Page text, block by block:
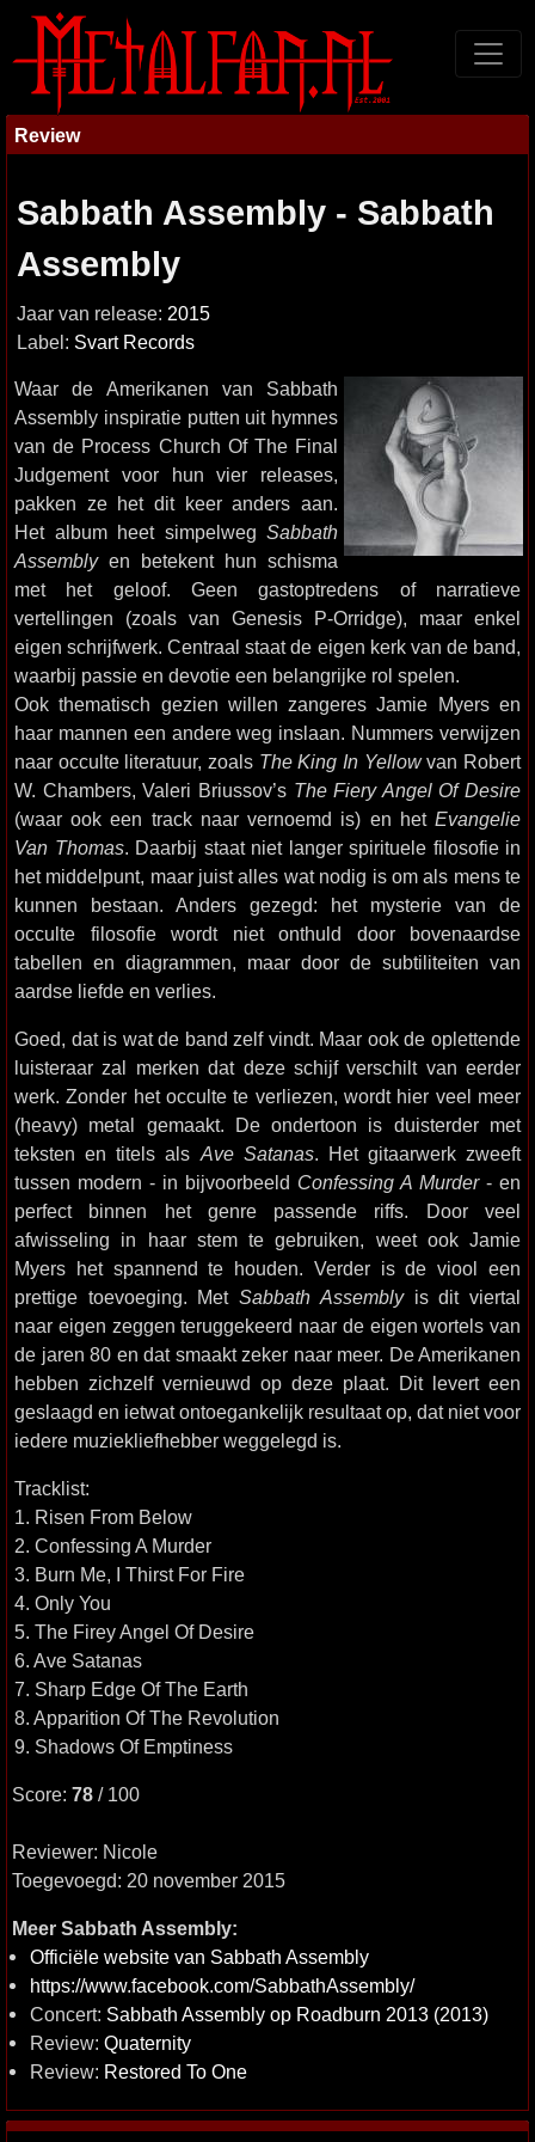
Review
Sabbath Assembly - Sabbath
Assembly
Jaar van release: 2015
Label: Svart Records
Waar de Amerikanen van Sabbath
Assembly inspiratie putten uit hymnes
van de Process Church Of The Final
Judgement voor hun vier releases,
pakken ze het dit keer anders aan.
Het album heet simpelweg Sabbath
Assemblyen betekent hun schisma
met het geloof. Geen gastoptredens of narratieve
vertellingen (zoals van Genesis P-Orridge), maar enkel
eigen schrijfwerk. Centraal staat de eigen kerk van de band,
waarbij passie en devotie een belangrijke rol spelen.
Ook thematisch gezien willen zangeres Jamie Myers en
haar mannen een andere weg inslaan. Nummers verwijzen
naar occulte literatuur, zoals The King In Yellowvan Robert
W. Chambers, Valeri Briussov’s The Fiery Angel Of Desire
(waar ook een track naar vernoemd is) en het Evangelie
Van Thomas. Daarbij staat niet langer spirituele filosofie in
het middelpunt, maar juist alles wat nodig is om als mens te
kunnen bestaan. Anders gezegd: het mysterie van de
occulte filosofie wordt niet onthuld door bovenaardse
tabellen en diagrammen, maar door de subtiliteiten van
aardse liefde en verlies.
Goed, dat is wat de band zelf vindt. Maar ook de oplettende
luisteraar zal merken dat deze schijf verschilt van eerder
werk. Zonder het occulte te verliezen, wordt hier veel meer
(heavy) metal gemaakt. De ondertoon is duisterder met
teksten en titels als Ave Satanas. Het gitaarwerk zweeft
tussen modern - in bijvoorbeeld Confessing A Murder- en
perfect binnen het genre passende riffs. Door veel
afwisseling in haar stem te gebruiken, weet ook Jamie
Myers het spannend te houden. Verder is de viool een
prettige toevoeging. MetSabbath Assemblyis dit viertal
naar eigen zeggen teruggekeerd naar de eigen wortels van
de jaren 80 en dat smaakt zeker naar meer. De Amerikanen
hebben zichzelf vernieuwd op deze plaat. Dit levert een
geslaagd en ietwat ontoegankelijk resultaat op, dat niet voor
iedere muziekliefhebber weggelegd is.
Tracklist:
1. Risen From Below
2. Confessing A Murder
3. Burn Me, I Thirst For Fire
4. Only You
5. The Firey Angel Of Desire
6. Ave Satanas
7. Sharp Edge Of The Earth
8. Apparition Of The Revolution
9. Shadows Of Emptiness
Score: 78 / 100
Reviewer: Nicole
Toegevoegd: 20 november 2015
Meer Sabbath Assembly:
Officiële website van Sabbath Assembly
https://www.facebook.com/SabbathAssembly/
Concert: Sabbath Assembly op Roadburn 2013 (2013)
Review: Quaternity
Review: Restored To One